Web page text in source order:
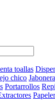
toallas
chico
Portarrollos